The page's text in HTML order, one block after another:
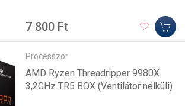
7 800 Ft
Processzor
AMD Ryzen Threadripper 9980X
3,2GHz TR5 BOX (Ventilátor nélküli)